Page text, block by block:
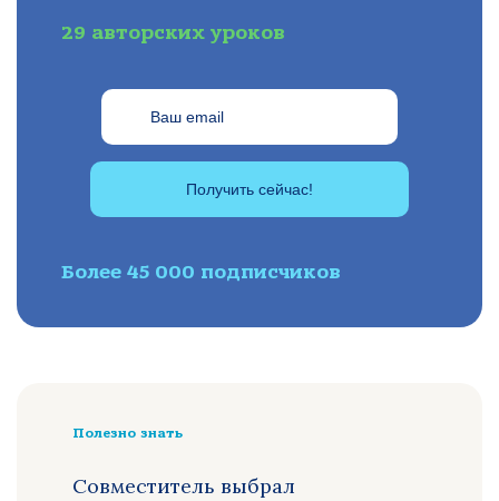
29 авторских уроков
Получить сейчас!
Более 45 000 подписчиков
Полезно знать
Совместитель выбрал